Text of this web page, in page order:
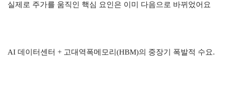
실제로 주가를 움직인 핵심 요인은 이미 다음으로 바뀌었어요
AI 데이터센터 + 고대역폭메모리(HBM)의 중장기 폭발적 수요.